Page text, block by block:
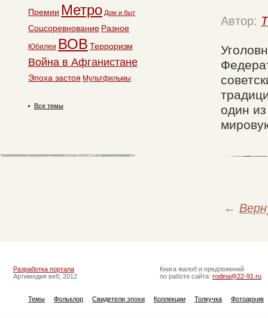
Автор:
один
←
Премии Метро Дом и быт
Соцсоревнование Разное
Юбилеи ВОВ Терроризм
Война в Афганистане
Эпоха застоя Мультфильмы
Все темы
Разработка портала
Артимедия веб, 2012
Книга жалоб и предложений
по работе сайта: rodina@22-91.ru
Темы Фольклор Свидетели эпохи Коллекции Толкучка Фотоархив